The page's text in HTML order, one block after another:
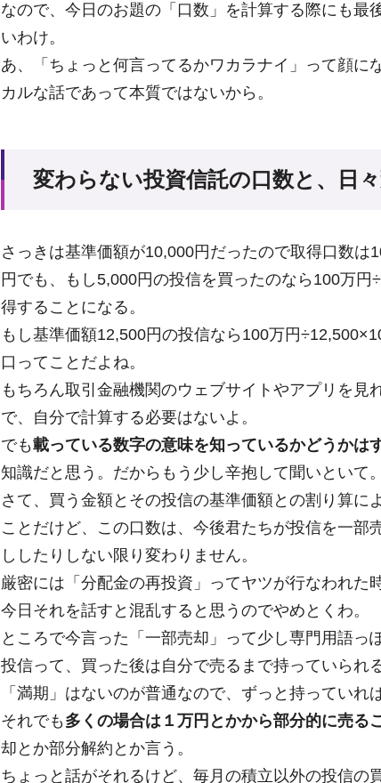
なので、今日のお題の「口数」を計算する際にも最
いわけ。
あ、「ちょっと何言ってるかワカラナイ」って顔に
カルな話であって本質ではないから。
変わらない投資信託の口数と、日
さっきは基準価額が10,000円だったので取得口数は
円でも、もし5,000円の投信を買ったのなら100万円
得することになる。
もし基準価額12,500円の投信なら100万円
口ってことだよね。
もちろん取引金融機関のウェブサイトやアプリを見
で、自分で計算する必要はないよ。
でも載っている数字の意味を知っているかどうかは
知識だと思う。だからもう少し辛抱して聞いといて。
さて、買う金額とその投信の基準価額との割り算に
ことだけど、この口数は、今後君たちが投信を一部
ししたりしない限り変わりません。
厳密には「分配金の再投資」ってヤツが行なわれた
今日それを話すと混乱すると思うのでやめとくわ。
ところで今言った「一部売却」って少し専門用語っ
投信って、買った後は自分で売るまで持っていられ
「満期」はないのが普通なので、ずっと持っていれ
それでも 多くの場合は１万円とかから部分的に売る
却とか部分解約とか言う。
ちょっと話がそれるけど、毎月の積立以外の投信の